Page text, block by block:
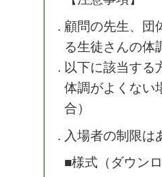
顧問の先生、団
る生徒さんの体
以下に該当する
体調がよくない
合）
入場者の制限は
■様式（ダウン